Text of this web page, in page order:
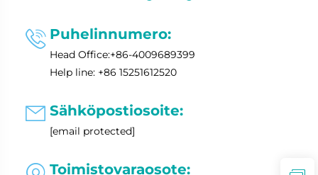
 Puhelinnumero:
Head Office:+86-4009689399
Help line: +86 15251612520
 Sähköpostiosoite:
[email protected]
Toimistovaraosote: